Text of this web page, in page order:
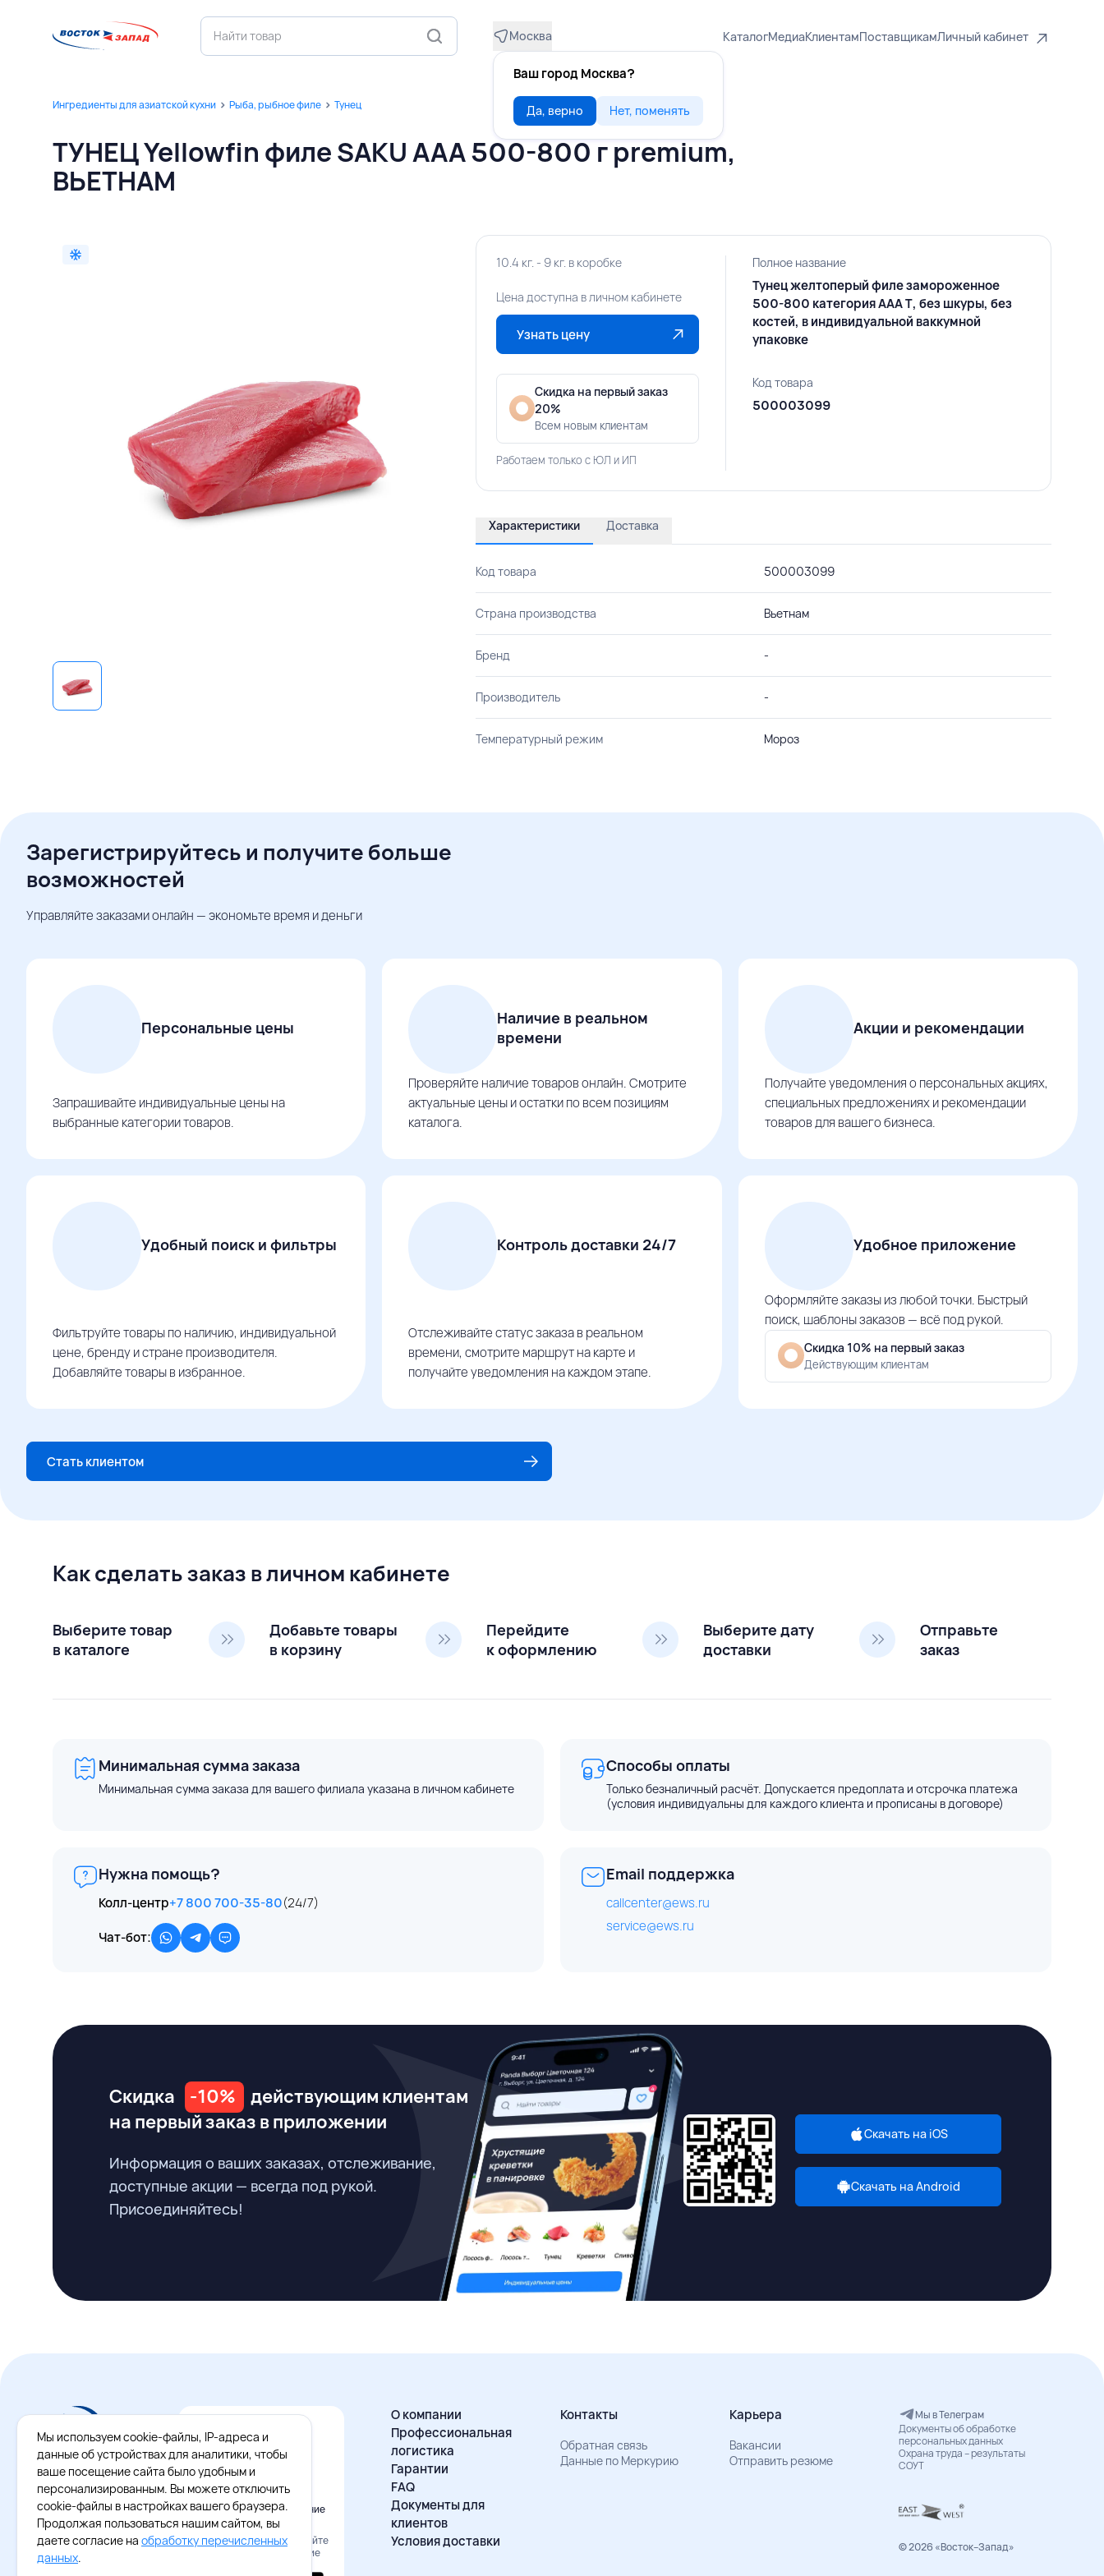
Москва
Ваш город Москва?
Да, верно Нет, поменять
КаталогМедиаКлиентамПоставщикамЛичный кабинет
Ингредиенты для азиатской кухни Рыба, рыбное филе Тунец
ТУНЕЦ Yellowfin филе SAKU ААА 500-800 г premium,
ВЬЕТНАМ
10.4 кг. - 9 кг. в коробке
Цена доступна в личном кабинете
Узнать цену
Скидка на первый заказ
20%
Всем новым клиентам
Работаем только с ЮЛ и ИП
Полное название
Тунец желтоперый филе замороженное
500-800 категория AAA T, без шкуры, без
костей, в индивидуальной ваккумной
упаковке
Код товара
500003099
Характеристики Доставка
Код товара 500003099
Страна производства Вьетнам
Бренд -
Производитель -
Температурный режим Мороз
Зарегистрируйтесь и получите больше
возможностей
Управляйте заказами онлайн — экономьте время и деньги
Персональные цены
Запрашивайте индивидуальные цены на
выбранные категории товаров.
Наличие в реальном
времени
Проверяйте наличие товаров онлайн. Смотрите
актуальные цены и остатки по всем позициям
каталога.
Акции и рекомендации
Получайте уведомления о персональных акциях,
специальных предложениях и рекомендации
товаров для вашего бизнеса.
Удобный поиск и фильтры
Фильтруйте товары по наличию, индивидуальной
цене, бренду и стране производителя.
Добавляйте товары в избранное.
Контроль доставки 24/7
Отслеживайте статус заказа в реальном
времени, смотрите маршрут на карте и
получайте уведомления на каждом этапе.
Удобное приложение
Оформляйте заказы из любой точки. Быстрый
поиск, шаблоны заказов — всё под рукой.
Скидка 10% на первый заказ
Действующим клиентам
Стать клиентом
Как сделать заказ в личном кабинете
Выберите товар
в каталоге
Добавьте товары
в корзину
Перейдите
к оформлению
Выберите дату
доставки
Отправьте
заказ
Минимальная сумма заказа
Минимальная сумма заказа для вашего филиала указана в личном кабинете
Способы оплаты
Только безналичный расчёт. Допускается предоплата и отсрочка платежа
(условия индивидуальны для каждого клиента и прописаны в договоре)
Нужна помощь?
Колл-центр+7 800 700-35-80(24/7)
Чат-бот:
Email поддержка
callcenter@ews.ru
service@ews.ru
Скидка -10%
действующим клиентам
на первый заказ в приложении
Информация о ваших заказах, отслеживание,
доступные акции — всегда под рукой.
Присоединяйтесь!
Скачать на iOS
Скачать на Android
Официальное приложение
Восток - Запад
Наведите камеру и скачайте
бесплатное приложение
О компании
Профессиональная
логистика
Гарантии
FAQ
Документы для
клиентов
Условия доставки
Контакты
Обратная связь
Данные по Меркурию
Карьера
Вакансии
Отправить резюме
Мы в Телеграм
Документы об обработке
персональных данных
Охрана труда – результаты
СОУТ
© 2026 «Восток–Запад»
Мы используем cookie-файлы, IP-адреса и
данные об устройствах для аналитики, чтобы
ваше посещение сайта было удобным и
персонализированным. Вы можете отключить
cookie-файлы в настройках вашего браузера.
Продолжая пользоваться нашим сайтом, вы
даете согласие на обработку перечисленных
данных.